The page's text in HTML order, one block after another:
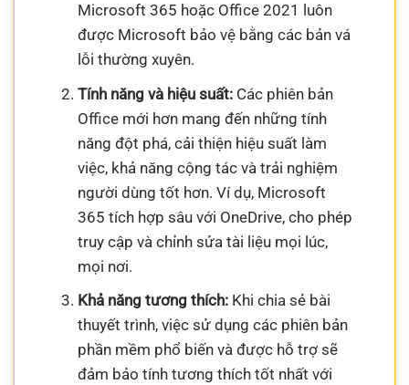
Microsoft 365 hoặc Office 2021 luôn
được Microsoft bảo vệ bằng các bản vá
lỗi thường xuyên.
Tính năng và hiệu suất:Các phiên bản
Office mới hơn mang đến những tính
năng đột phá, cải thiện hiệu suất làm
việc, khả năng cộng tác và trải nghiệm
người dùng tốt hơn. Ví dụ, Microsoft
365 tích hợp sâu với OneDrive, cho phép
truy cập và chỉnh sửa tài liệu mọi lúc,
mọi nơi.
Khả năng tương thích:Khi chia sẻ bài
thuyết trình, việc sử dụng các phiên bản
phần mềm phổ biến và được hỗ trợ sẽ
đảm bảo tính tương thích tốt nhất với